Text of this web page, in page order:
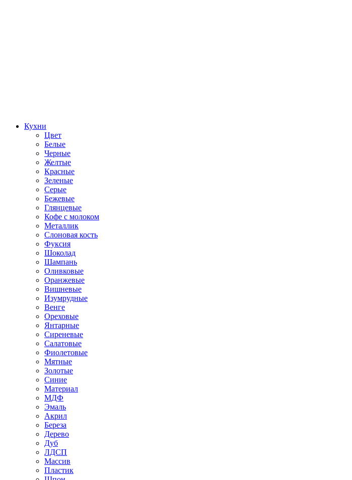
Кухни
Цвет
Белые
Черные
Желтые
Красные
Зеленые
Серые
Бежевые
Глянцевые
Кофе с молоком
Металлик
Слоновая кость
Фуксия
Шоколад
Шампань
Оливковые
Оранжевые
Вишневые
Изумрудные
Венге
Ореховые
Янтарные
Сиреневые
Салатовые
Фиолетовые
Мятные
Золотые
Синие
Материал
МДФ
Эмаль
Акрил
Береза
Дерево
Дуб
ЛДСП
Массив
Пластик